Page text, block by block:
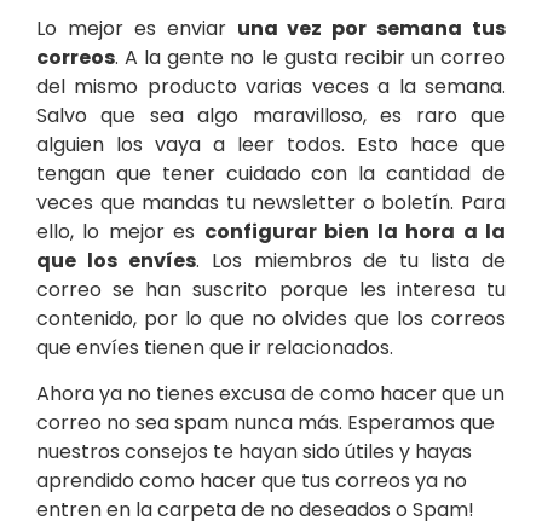
Lo mejor es enviar una vez por semana tus
correos. A la gente no le gusta recibir un correo
del mismo producto varias veces a la semana.
Salvo que sea algo maravilloso, es raro que
alguien los vaya a leer todos. Esto hace que
tengan que tener cuidado con la cantidad de
veces que mandas tu newsletter o boletín. Para
ello, lo mejor es configurar bien la hora a la
que los envíes. Los miembros de tu lista de
correo se han suscrito porque les interesa tu
contenido, por lo que no olvides que los correos
que envíes tienen que ir relacionados.
Ahora ya no tienes excusa de como hacer que un
correo no sea spam nunca más. Esperamos que
nuestros consejos te hayan sido útiles y hayas
aprendido como hacer que tus correos ya no
entren en la carpeta de no deseados o Spam!